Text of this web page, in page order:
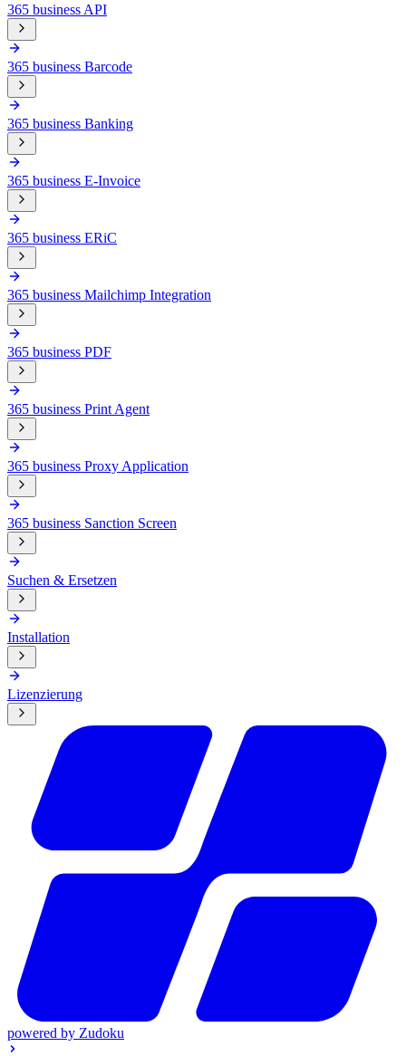
365 business API
365 business Barcode
365 business Banking
365 business E-Invoice
365 business ERiC
365 business Mailchimp Integration
365 business PDF
365 business Print Agent
365 business Proxy Application
365 business Sanction Screen
Suchen & Ersetzen
Installation
Lizenzierung
powered by Zudoku